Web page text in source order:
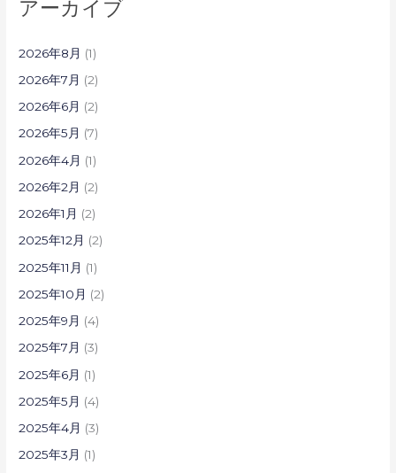
アーカイブ
2026年8月 (1)
2026年7月 (2)
2026年6月 (2)
2026年5月 (7)
2026年4月 (1)
2026年2月 (2)
2026年1月 (2)
2025年12月 (2)
2025年11月 (1)
2025年10月 (2)
2025年9月 (4)
2025年7月 (3)
2025年6月 (1)
2025年5月 (4)
2025年4月 (3)
2025年3月 (1)